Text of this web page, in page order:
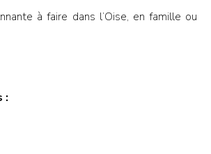
à faire dans l’Oise, en famille ou
: